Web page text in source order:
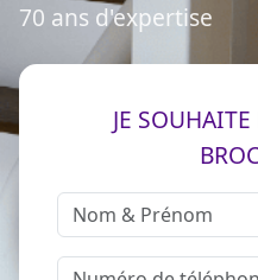
70 ans d'expertise
JE